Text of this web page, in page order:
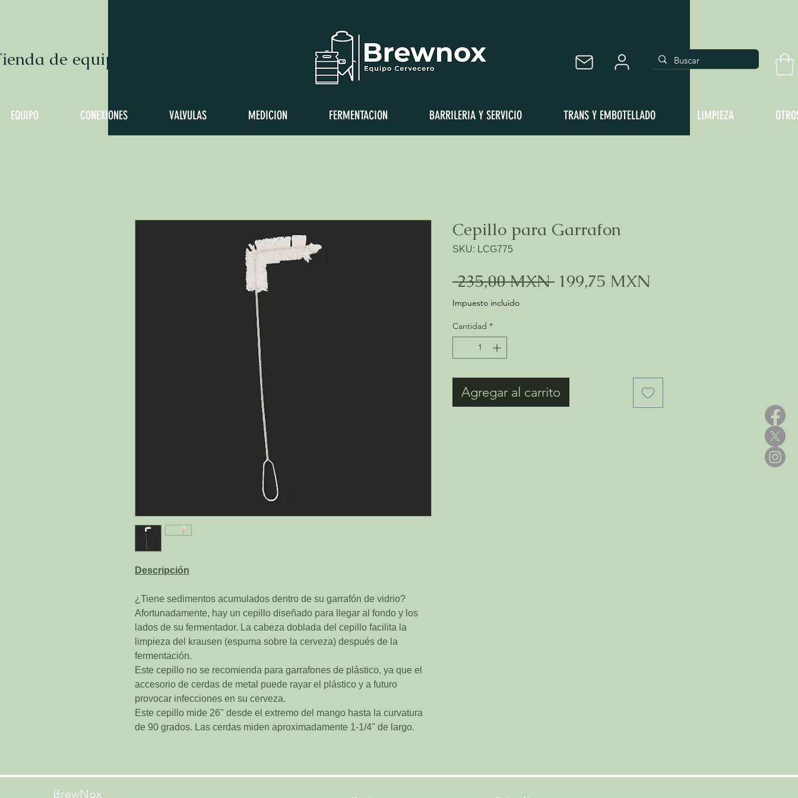
de equipo para hacer cerveza
EQUIPO CONEXIONES VALVULAS MEDICION FERMENTACION BARRILERIA Y SERVICIO TRANS Y EMBOTELLADO LIMPIEZA
Descripción
¿Tiene sedimentos acumulados dentro de su garrafón de vidrio?
Afortunadamente, hay un cepillo diseñado para llegar al fondo y los
lados de su fermentador. La cabeza doblada del cepillo facilita la
limpieza del krausen (espuma sobre la cerveza) después de la
fermentación.
Este cepillo no se recomienda para garrafones de plástico, ya que el
accesorio de cerdas de metal puede rayar el plástico y a futuro
provocar infecciones en su cerveza.
Este cepillo mide 26" desde el extremo del mango hasta la curvatura
de 90 grados. Las cerdas miden aproximadamente 1-1/4" de largo.
Cepillo para Garrafon
SKU: LCG775
235,00 MXN Precio
199,75 MXN
Impuesto incluido
Cantidad *
Agregar al carrito
BrewNox